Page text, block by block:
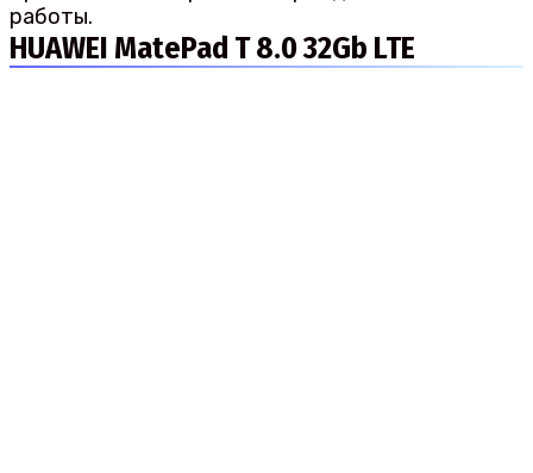
работы.
HUAWEI MatePad T 8.0 32Gb LTE